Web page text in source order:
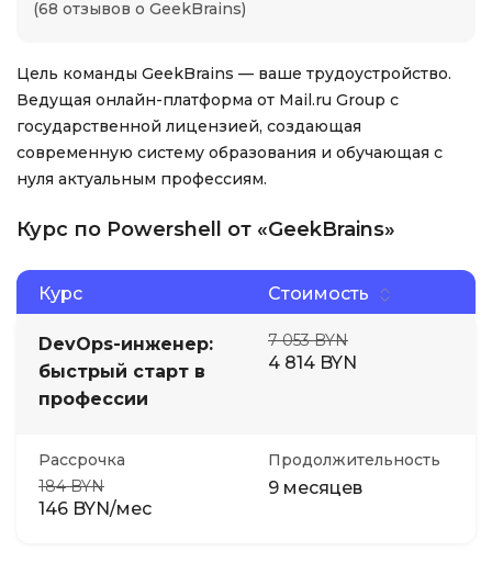
(68 отзывов о GeekBrains)
Цель команды GeekBrains — ваше трудоустройство.
Ведущая онлайн-платформа от Mail.ru Group с
государственной лицензией, создающая
современную систему образования и обучающая с
нуля актуальным профессиям.
Курс по Powershell от «GeekBrains»
Курс Стоимость
DevOps-инженер:
быстрый старт в
профессии
7 053 BYN
4 814 BYN
Рассрочка
184 BYN
146 BYN/мес
Продолжительность
9 месяцев